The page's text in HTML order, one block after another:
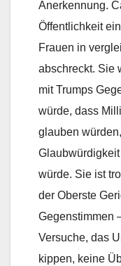
Anerkennung.
Öffentlichkeit
Frauen in
abschreckt. Sie
mit Trumps
würde, dass
glauben
würde. Sie ist
der Oberste
Gegenstimmen
Versuche, das
kippen, keine